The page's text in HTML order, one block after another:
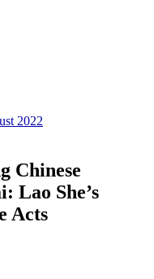
2022
Chinese
Lao She’s
Acts